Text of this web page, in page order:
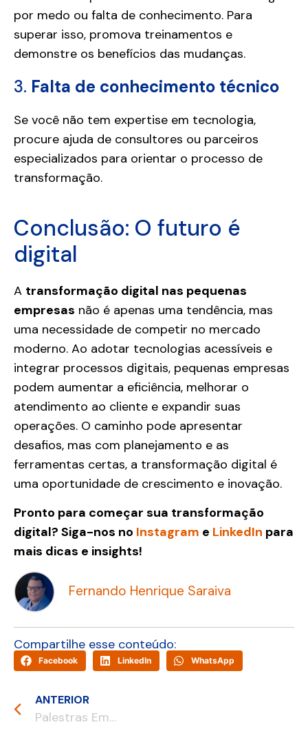
por medo ou falta de conhecimento. Para
superar isso, promova treinamentos e
demonstre os benefícios das mudanças.
3. Falta de conhecimento técnico
Se você não tem expertise em tecnologia,
procure ajuda de consultores ou parceiros
especializados para orientar o processo de
transformação.
Conclusão: O futuro é
digital
A transformação digital nas pequenas
empresas não é apenas uma tendência, mas
uma necessidade de competir no mercado
moderno. Ao adotar tecnologias acessíveis e
integrar processos digitais, pequenas empresas
podem aumentar a eficiência, melhorar o
atendimento ao cliente e expandir suas
operações. O caminho pode apresentar
desafios, mas com planejamento e as
ferramentas certas, a transformação digital é
uma oportunidade de crescimento e inovação.
Pronto para começar sua transformação
digital? Siga-nos no Instagram e LinkedIn para
mais dicas e insights!
Fernando Henrique Saraiva
Compartilhe esse conteúdo:
Facebook LinkedIn WhatsApp
ANTERIOR
Palestras Empresariais: Um investimento estratégico para o crescimento corporativo